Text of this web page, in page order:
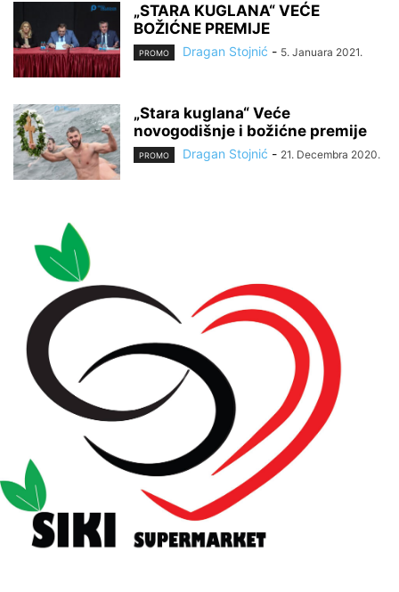
„STARA KUGLANA“ VEĆE
BOŽIĆNE PREMIJE
PROMO Dragan Stojnić - 5. Januara 2021.
„Stara kuglana“ Veće
novogodišnje i božićne premije
PROMO Dragan Stojnić - 21. Decembra 2020.